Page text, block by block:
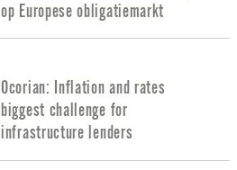
op Europese obligatiemarkt
Ocorian: Inflation and rates
biggest challenge for
infrastructure lenders